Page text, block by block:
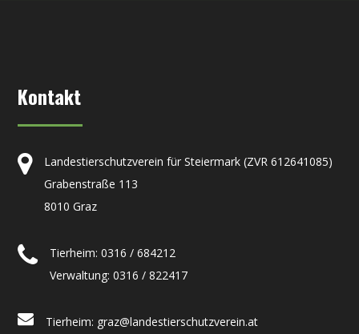
Kontakt
Landestierschutzverein für Steiermark (ZVR 612641085)
Grabenstraße 113
8010 Graz
Tierheim: 0316 / 684212
Verwaltung: 0316 / 822417
Tierheim: graz@landestierschutzverein.at